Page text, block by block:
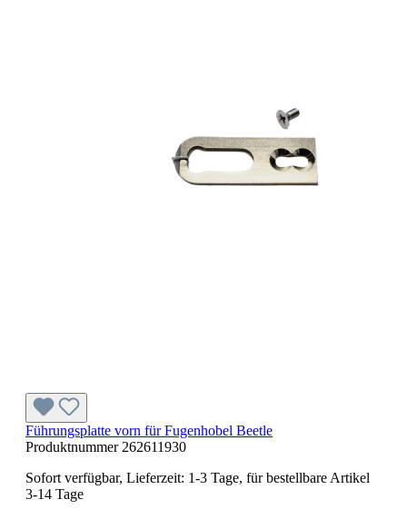
Führungsplatte vorn für Fugenhobel Beetle
Produktnummer 262611930
Sofort verfügbar, Lieferzeit: 1-3 Tage, für bestellbare Artikel
3-14 Tage